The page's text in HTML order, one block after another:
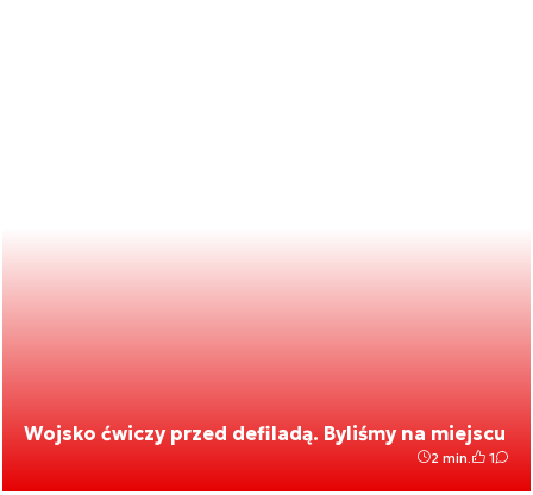
Wojsko ćwiczy przed defiladą. Byliśmy na miejscu
2 min. 1